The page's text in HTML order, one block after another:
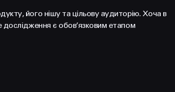
його нішу та цільову аудиторію. Хоча в
дослідження є обов’язковим етапом